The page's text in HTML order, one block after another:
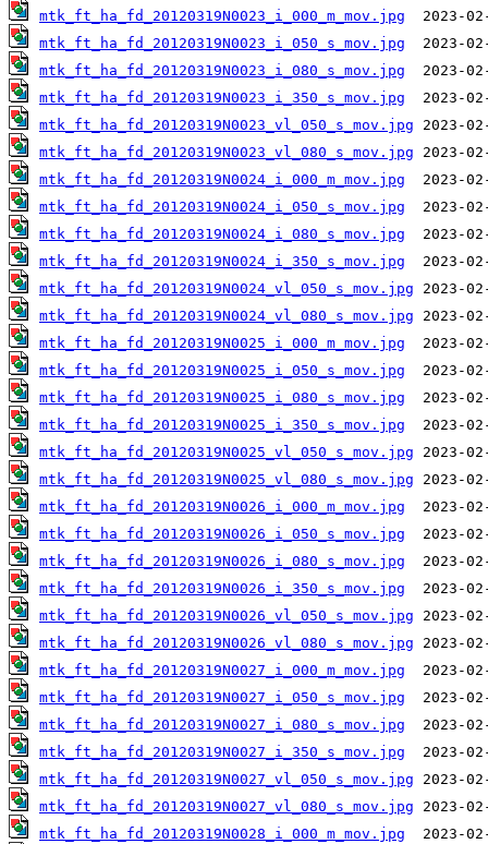
mtk_ft_ha_fd_20120319N0023_i_000_m_mov.jpg
mtk_ft_ha_fd_20120319N0023_i_050_s_mov.jpg
mtk_ft_ha_fd_20120319N0023_i_080_s_mov.jpg
mtk_ft_ha_fd_20120319N0023_i_350_s_mov.jpg
mtk_ft_ha_fd_20120319N0023_vl_050_s_mov.jpg
mtk_ft_ha_fd_20120319N0023_vl_080_s_mov.jpg
mtk_ft_ha_fd_20120319N0024_i_000_m_mov.jpg
mtk_ft_ha_fd_20120319N0024_i_050_s_mov.jpg
mtk_ft_ha_fd_20120319N0024_i_080_s_mov.jpg
mtk_ft_ha_fd_20120319N0024_i_350_s_mov.jpg
mtk_ft_ha_fd_20120319N0024_vl_050_s_mov.jpg
mtk_ft_ha_fd_20120319N0024_vl_080_s_mov.jpg
mtk_ft_ha_fd_20120319N0025_i_000_m_mov.jpg
mtk_ft_ha_fd_20120319N0025_i_050_s_mov.jpg
mtk_ft_ha_fd_20120319N0025_i_080_s_mov.jpg
mtk_ft_ha_fd_20120319N0025_i_350_s_mov.jpg
mtk_ft_ha_fd_20120319N0025_vl_050_s_mov.jpg
mtk_ft_ha_fd_20120319N0025_vl_080_s_mov.jpg
mtk_ft_ha_fd_20120319N0026_i_000_m_mov.jpg
mtk_ft_ha_fd_20120319N0026_i_050_s_mov.jpg
mtk_ft_ha_fd_20120319N0026_i_080_s_mov.jpg
mtk_ft_ha_fd_20120319N0026_i_350_s_mov.jpg
mtk_ft_ha_fd_20120319N0026_vl_050_s_mov.jpg
mtk_ft_ha_fd_20120319N0026_vl_080_s_mov.jpg
mtk_ft_ha_fd_20120319N0027_i_000_m_mov.jpg
mtk_ft_ha_fd_20120319N0027_i_050_s_mov.jpg
mtk_ft_ha_fd_20120319N0027_i_080_s_mov.jpg
mtk_ft_ha_fd_20120319N0027_i_350_s_mov.jpg
mtk_ft_ha_fd_20120319N0027_vl_050_s_mov.jpg
mtk_ft_ha_fd_20120319N0027_vl_080_s_mov.jpg
mtk_ft_ha_fd_20120319N0028_i_000_m_mov.jpg